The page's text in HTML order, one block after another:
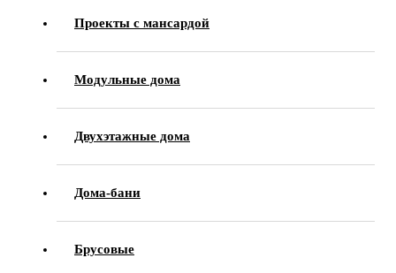
Проекты с мансардой
Модульные дома
Двухэтажные дома
Дома-бани
Брусовые